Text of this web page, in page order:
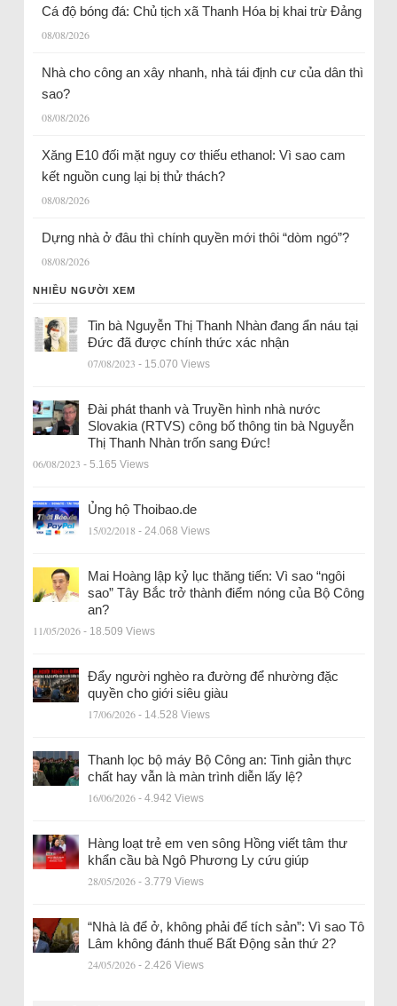
Cá độ bóng đá: Chủ tịch xã Thanh Hóa bị khai trừ Đảng
08/08/2026
Nhà cho công an xây nhanh, nhà tái định cư của dân thì
sao?
08/08/2026
Xăng E10 đối mặt nguy cơ thiếu ethanol: Vì sao cam
kết nguồn cung lại bị thử thách?
08/08/2026
Dựng nhà ở đâu thì chính quyền mới thôi “dòm ngó”?
08/08/2026
NHIỀU NGƯỜI XEM
Tin bà Nguyễn Thị Thanh Nhàn đang ẩn náu tại
Đức đã được chính thức xác nhận
07/08/2023 - 15.070 Views
Đài phát thanh và Truyền hình nhà nước
Slovakia (RTVS) công bố thông tin bà Nguyễn
Thị Thanh Nhàn trốn sang Đức!
06/08/2023 - 5.165 Views
Ủng hộ Thoibao.de
15/02/2018 - 24.068 Views
Mai Hoàng lập kỷ lục thăng tiến: Vì sao “ngôi
sao” Tây Bắc trở thành điểm nóng của Bộ Công
an?
11/05/2026 - 18.509 Views
Đẩy người nghèo ra đường để nhường đặc
quyền cho giới siêu giàu
17/06/2026 - 14.528 Views
Thanh lọc bộ máy Bộ Công an: Tinh giản thực
chất hay vẫn là màn trình diễn lấy lệ?
16/06/2026 - 4.942 Views
Hàng loạt trẻ em ven sông Hồng viết tâm thư
khẩn cầu bà Ngô Phương Ly cứu giúp
28/05/2026 - 3.779 Views
“Nhà là để ở, không phải để tích sản”: Vì sao Tô
Lâm không đánh thuế Bất Động sản thứ 2?
24/05/2026 - 2.426 Views